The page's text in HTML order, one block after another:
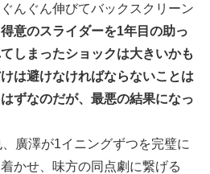
んぐん伸びてバックスクリーン
得意のスライダーを1年目の助っ
しまったショックは大きいかも
は避けなければならないことは
ずなのだが、最悪の結果になっ
廣澤が1イニングずつを完璧に
かせ、味方の同点劇に繋げる